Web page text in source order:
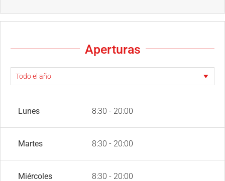
Aperturas
Lunes 8:30 - 20:00
Martes 8:30 - 20:00
Miércoles 8:30 - 20:00